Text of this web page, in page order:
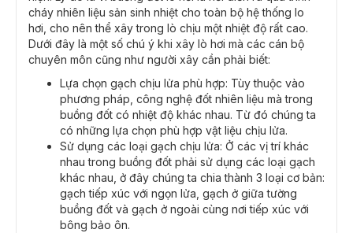
cháy nhiên liệu sản sinh nhiệt cho toàn bộ hệ thống lo
hơi, cho nên thể xây trong lò chịu một nhiệt độ rất cao.
Dưới đây là một số chú ý khi xây lò hơi mà các cán bộ
chuyên môn cũng như người xây cần phải biết:
Lựa chọn gạch chịu lửa phù hợp: Tùy thuộc vào
phương pháp, công nghệ đốt nhiên liệu mà trong
buồng đốt có nhiệt độ khác nhau. Từ đó chúng ta
có những lựa chọn phù hợp vật liệu chịu lửa.
Sử dụng các loại gạch chịu lửa: Ở các vị trí khác
nhau trong buồng đốt phải sử dụng các loại gạch
khác nhau, ở đây chúng ta chia thành 3 loại cơ bản:
gạch tiếp xúc với ngọn lửa, gạch ở giữa tường
buồng đốt và gạch ở ngoài cùng nơi tiếp xúc với
bông bảo ôn.